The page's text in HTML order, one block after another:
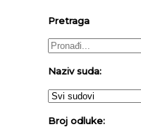
Pretraga
Naziv suda:
Broj odluke: